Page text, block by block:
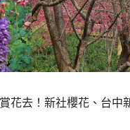
花去！新社櫻花、台